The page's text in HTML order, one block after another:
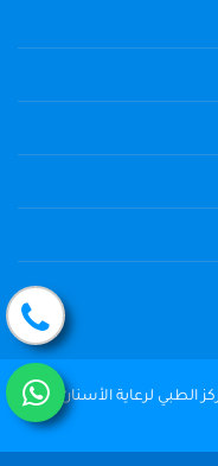
جميع الحقوق محفوظة © 2004 - 2026 المركز الطبي لرعاية الأسنان The